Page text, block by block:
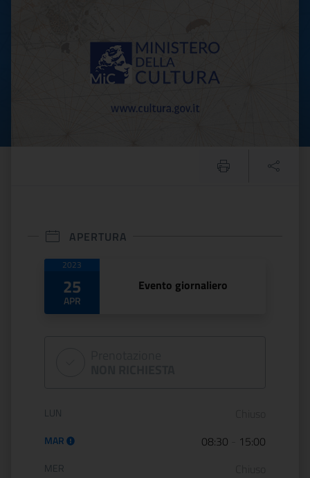
APERTURA
Date di apertura
2023
25
APR
Evento giornaliero
Orario di apertura:
LUN
MAR 08:30 15:00
MER